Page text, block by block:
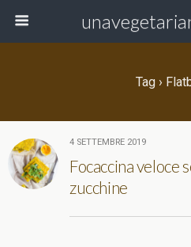
Tag ›
4 SETTEMBRE 2019
Focaccina veloce
zucchine